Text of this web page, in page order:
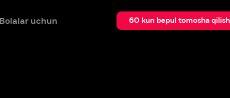
60 kun bepul tomosha qilish Qidiruv